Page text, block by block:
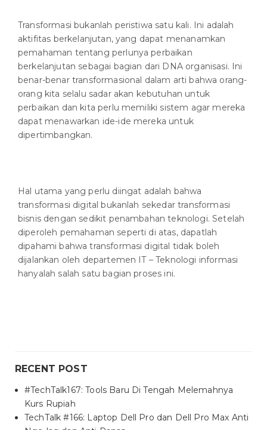
Transformasi bukanlah peristiwa satu kali. Ini adalah
aktifitas berkelanjutan, yang dapat menanamkan
pemahaman tentang perlunya perbaikan
berkelanjutan sebagai bagian dari DNA organisasi. Ini
benar-benar transformasional dalam arti bahwa orang-
orang kita selalu sadar akan kebutuhan untuk
perbaikan dan kita perlu memiliki sistem agar mereka
dapat menawarkan ide-ide mereka untuk
dipertimbangkan.
Hal utama yang perlu diingat adalah bahwa
transformasi digital bukanlah sekedar transformasi
bisnis dengan sedikit penambahan teknologi. Setelah
diperoleh pemahaman seperti di atas, dapatlah
dipahami bahwa transformasi digital tidak boleh
dijalankan oleh departemen IT – Teknologi informasi
hanyalah salah satu bagian proses ini.
RECENT POST
#TechTalk167: Tools Baru Di Tengah Melemahnya
Kurs Rupiah
TechTalk #166: Laptop Dell Pro dan Dell Pro Max Anti